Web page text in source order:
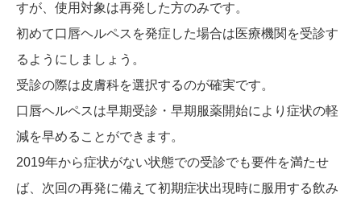
すが、使用対象は再発した方のみです。
初めて口唇ヘルペスを発症した場合は医療機関を受診す
るようにしましょう。
受診の際は皮膚科を選択するのが確実です。
口唇ヘルペスは早期受診・早期服薬開始により症状の軽
減を早めることができます。
2019年から症状がない状態での受診でも要件を満たせ
ば、次回の再発に備えて初期症状出現時に服用する飲み